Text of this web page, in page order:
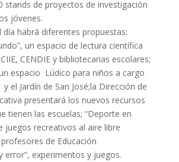
stands de proyectos de investigación
jóvenes.
habrá diferentes propuestas:
un espacio de lectura científica
CENDIE y bibliotecarias escolares;
espacio Lúdico para niños a cargo
y el Jardín de San José;la Dirección de
presentará los nuevos recursos
tienen las escuelas; “Deporte en
juegos recreativos al aire libre
de Educación
error”, experimentos y juegos.